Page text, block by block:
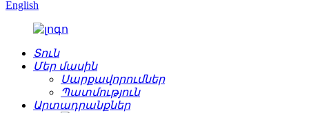
English
Տուն
Մեր մասին
Սարքավորումներ
Պատմություն
Արտադրանքներ